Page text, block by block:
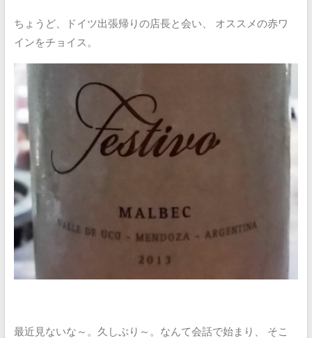
ちょうど、ドイツ出張帰りの店長と会い、
オススメの赤ワ
インをチョイス。
最近見ないな～。久しぶり～。なんて会話で始まり、
そこ